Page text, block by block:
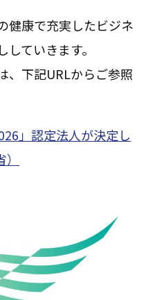
健康で充実したビジネ
ていきます。
、下記URLからご参照
」認定法人が決定し